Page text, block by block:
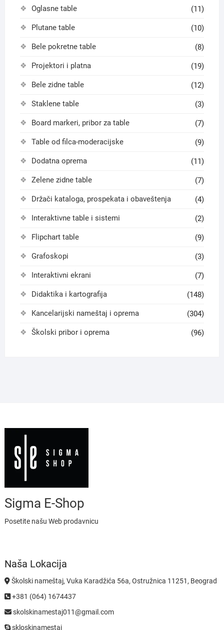
Oglasne table (11)
Plutane table (10)
Bele pokretne table (8)
Projektori i platna (19)
Bele zidne table (12)
Staklene table (3)
Board markeri, pribor za table (7)
Table od filca-moderacijske (9)
Dodatna oprema (11)
Zelene zidne table (7)
Držači kataloga, prospekata i obaveštenja (4)
Interaktivne table i sistemi (2)
Flipchart table (9)
Grafoskopi (3)
Interaktivni ekrani (7)
Didaktika i kartografija (148)
Kancelarijski nameštaj i oprema (304)
Školski pribor i oprema (96)
Sigma E-Shop
Posetite našu Web prodavnicu
Naša Lokacija
Školski nameštaj, Vuka Karadžića 56a, Ostružnica 11251, Beograd
+381 (064) 1674437
skolskinamestaj011@gmail.com
skloskinamestaj